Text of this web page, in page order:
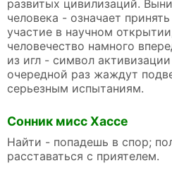
развитых цивилизаций.
человека - означает
участие в научном
человечество намного
из игл - символ
очередной раз жаждут
серьезным испытаниям.
Сонник мисс Хассе
Найти - попадешь в спор;
расставаться с приятелем.